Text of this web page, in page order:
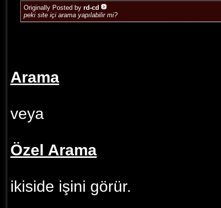
Originally Posted by rd-cd
peki site içi arama yapılabilir mi?
Arama
veya
Özel Arama
ikiside işini görür.